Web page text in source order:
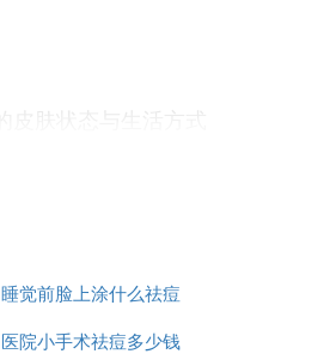
睡觉前脸上涂什么祛痘
印
医院小手术祛痘多少钱